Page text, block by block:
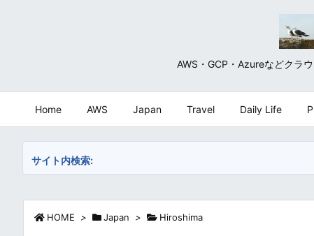
AWS・GCP・Azureなどクラ
Home AWS Japan Travel Daily Life
サイト内検索:
HOME > Japan > Hiroshima